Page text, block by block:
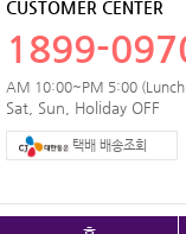
CUSTOMER CENTER
1899-
AM 10:00~PM 5:00
Sat, Sun, Holiday OFF
택배 배송조회